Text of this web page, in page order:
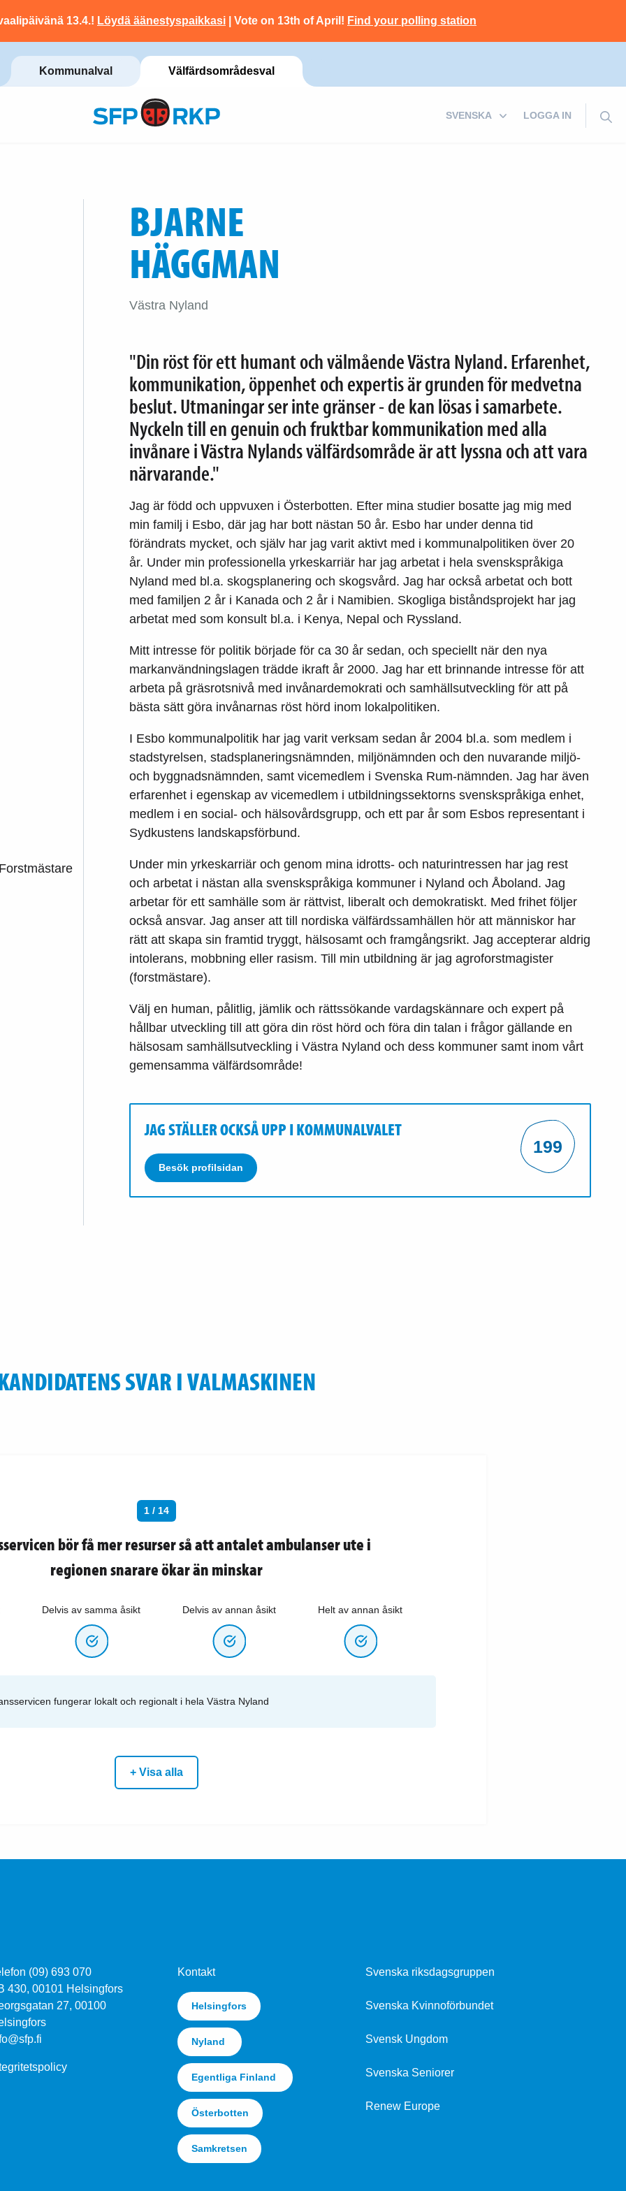
13.4.! Löydä äänestyspaikkasi | Vote on 13th of April! Find your polling station
Kommunalval Välfärdsområdesval
LOGGA IN
BJARNE
HÄGGMAN
Västra Nyland
"Din röst för ett humant och välmående Västra Nyland. Erfarenhet,
kommunikation, öppenhet och expertis är grunden för medvetna
beslut. Utmaningar ser inte gränser - de kan lösas i samarbete.
Nyckeln till en genuin och fruktbar kommunikation med alla
invånare i Västra Nylands välfärdsområde är att lyssna och att vara
närvarande."
Jag är född och uppvuxen i Österbotten. Efter mina studier bosatte jag mig med
min familj i Esbo, där jag har bott nästan 50 år. Esbo har under denna tid
förändrats mycket, och själv har jag varit aktivt med i kommunalpolitiken över 20
år. Under min professionella yrkeskarriär har jag arbetat i hela svenskspråkiga
Nyland med bl.a. skogsplanering och skogsvård. Jag har också arbetat och bott
med familjen 2 år i Kanada och 2 år i Namibien. Skogliga biståndsprojekt har jag
arbetat med som konsult bl.a. i Kenya, Nepal och Ryssland.
Mitt intresse för politik började för ca 30 år sedan, och speciellt när den nya
markanvändningslagen trädde ikraft år 2000. Jag har ett brinnande intresse för att
arbeta på gräsrotsnivå med invånardemokrati och samhällsutveckling för att på
bästa sätt göra invånarnas röst hörd inom lokalpolitiken.
I Esbo kommunalpolitik har jag varit verksam sedan år 2004 bl.a. som medlem i
stadstyrelsen, stadsplaneringsnämnden, miljönämnden och den nuvarande miljö-
och byggnadsnämnden, samt vicemedlem i Svenska Rum-nämnden. Jag har även
erfarenhet i egenskap av vicemedlem i utbildningssektorns svenskspråkiga enhet,
medlem i en social- och hälsovårdsgrupp, och ett par år som Esbos representant i
Sydkustens landskapsförbund.
Under min yrkeskarriär och genom mina idrotts- och naturintressen har jag rest
och arbetat i nästan alla svenskspråkiga kommuner i Nyland och Åboland. Jag
arbetar för ett samhälle som är rättvist, liberalt och demokratiskt. Med frihet följer
också ansvar. Jag anser att till nordiska välfärdssamhällen hör att människor har
rätt att skapa sin framtid tryggt, hälsosamt och framgångsrikt. Jag accepterar aldrig
intolerans, mobbning eller rasism. Till min utbildning är jag agroforstmagister
(forstmästare).
Välj en human, pålitlig, jämlik och rättssökande vardagskännare och expert på
hållbar utveckling till att göra din röst hörd och föra din talan i frågor gällande en
hälsosam samhällsutveckling i Västra Nyland och dess kommuner samt inom vårt
gemensamma välfärdsområde!
JAG STÄLLER OCKSÅ UPP I KOMMUNALVALET
Besök profilsidan
199
SVAR I VALMASKINEN
1 / 14
bör få mer resurser så att antalet ambulanser ute i
regionen snarare ökar än minskar
Delvis av samma åsikt Delvis av annan åsikt Helt av annan åsikt
fungerar lokalt och regionalt i hela Västra Nyland
+ Visa alla
(09) 693 070
430, 00101 Helsingfors
27, 00100
Kontakt
Helsingfors
Nyland
Egentliga Finland
Österbotten
Samkretsen
Svenska riksdagsgruppen
Svenska Kvinnoförbundet
Svensk Ungdom
Svenska Seniorer
Renew Europe